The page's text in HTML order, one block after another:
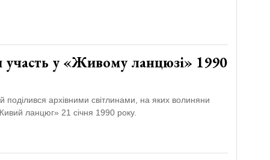
у «Живому ланцюзі» 1990
поділився архівними світлинами, на яких волиняни
ланцюг» 21 січня 1990 року.